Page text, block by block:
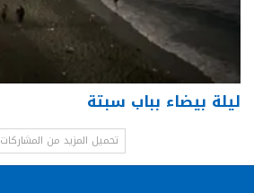
ليلة بيضاء بباب سبتة
تحميل المزيد من المشاركات